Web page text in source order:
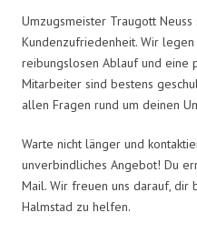
Umzugsmeister Traugott
Kundenzufriedenheit. Wir
reibungslosen Ablauf und eine
Mitarbeiter sind bestens
allen Fragen rund um deinen
Warte nicht länger und
unverbindliches Angebot! Du
Mail. Wir freuen uns darauf, dir
Halmstad zu helfen.